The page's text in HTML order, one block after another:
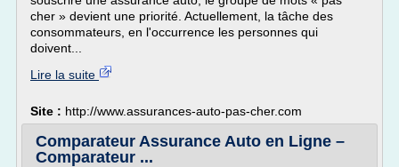
cher » devient une priorité. Actuellement, la tâche des
consommateurs, en l'occurrence les personnes qui
doivent...
Lire la suite
Site : http://www.assurances-auto-pas-cher.com
Comparateur Assurance Auto en Ligne –
Comparateur ...